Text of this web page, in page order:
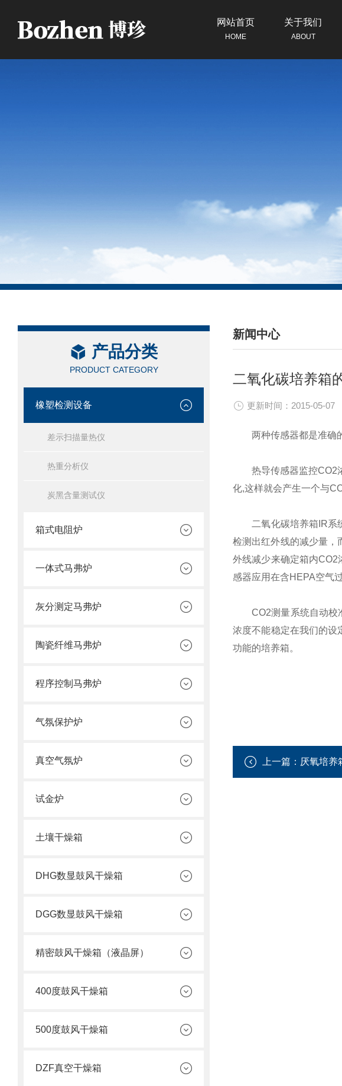
网站首页
HOME
关于我们
ABOUT
产品分类
PRODUCT CATEGORY
橡塑检测设备
差示扫描量热仪
热重分析仪
炭黑含量测试仪
箱式电阻炉
一体式马弗炉
灰分测定马弗炉
陶瓷纤维马弗炉
程序控制马弗炉
气氛保护炉
真空气氛炉
试金炉
土壤干燥箱
DHG数显鼓风干燥箱
DGG数显鼓风干燥箱
精密鼓风干燥箱（液晶屏）
400度鼓风干燥箱
500度鼓风干燥箱
DZF真空干燥箱
新闻中心
/ NEWS CENTER
二氧化碳培养箱
更新时间：2015-05-
两种传感器都是准确的
热导传感器监控CO2浓
化,这样就会产生一个与
二氧化碳培养箱IR系统
检测出红外线的减少量，
外线减少来确定箱内
感器应用在含HEPA空气
CO2测量系统自动校准
浓度不能稳定在我们的设
功能的培养箱。
上一篇： 厌氧培养